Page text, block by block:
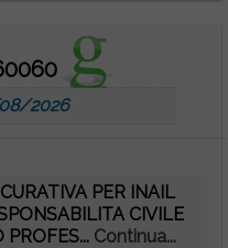
2026
PER INAIL
CIVILE
Continua...